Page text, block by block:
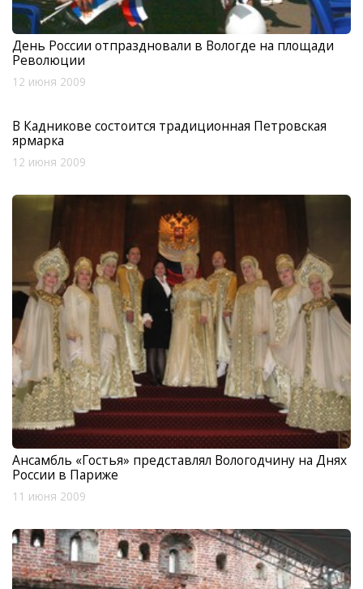
День России отпраздновали в Вологде на площади
Революции
12 июня 2009
В Кадникове состоится традиционная Петровская
ярмарка
12 июня 2009
Ансамбль «Гостья» представлял Вологодчину на Днях
России в Париже
11 июня 2009